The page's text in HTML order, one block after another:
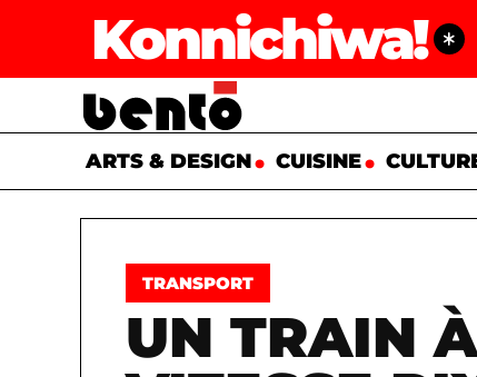
Konnichiwa!
ARTS & DESIGN CUISINE
TRANSPORT
UN TRAIN